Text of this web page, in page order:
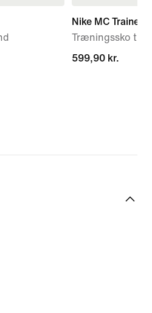
Nike MC Trainer 3
Træningssko til
599,90 kr.
599,90 kr.